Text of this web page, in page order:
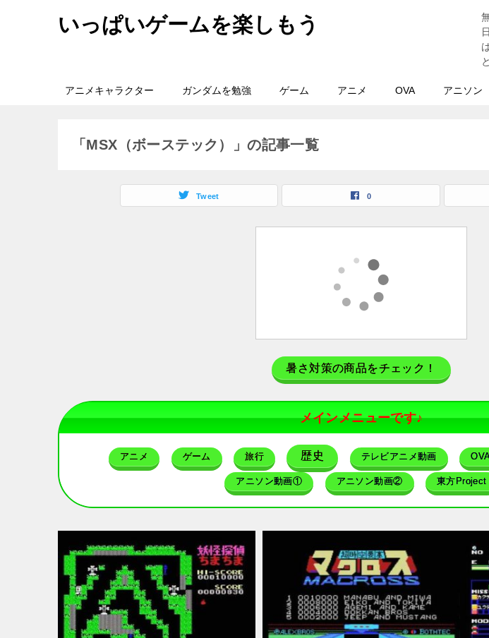
いっぱいゲームを楽しもう
アニメキャラクター ガンダムを勉強 ゲーム アニメ OVA アニソン
「MSX（ボーステック）」の記事一覧
Tweet 0
暑さ対策の商品をチェック！
メインメニューです♪
アニメ ゲーム 旅行 歴史 テレビアニメ動画
アニソン動画① アニソン動画② 東方Project